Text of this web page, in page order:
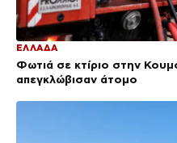
ΕΛΛΑΔΑ
Φωτιά σε κτίριο στην
απεγκλώβισαν άτομο